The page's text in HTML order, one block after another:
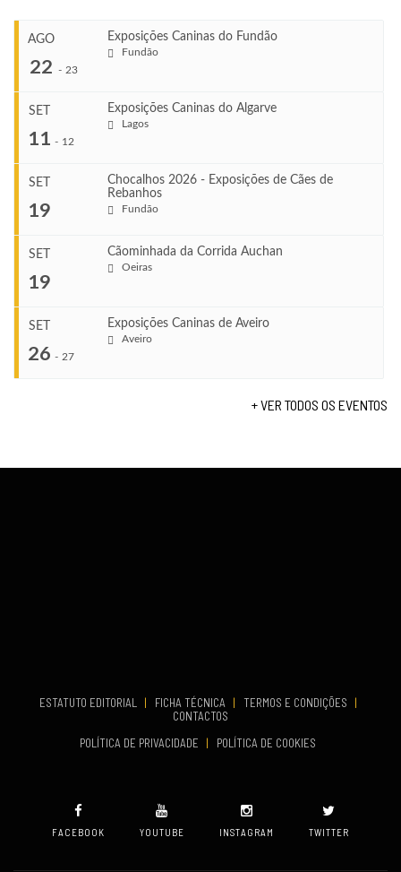
AGO
22 - 23
Exposições Caninas do Fundão
Fundão
Ago 22, 2026
Ago 23, 2026
VENUE
SET
11 - 12
Exposições Caninas do Algarve
Lagos
Set 11, 2026
Set 12, 2026
VENUE
SET
19
Chocalhos 2026 - Exposições de Cães de
Rebanhos
Fundão
Set 19, 2026
SET
19
Cãominhada da Corrida Auchan
Oeiras
SET
26 - 27
Exposições Caninas de Aveiro
Aveiro
+ VER TODOS OS EVENTOS
ESTATUTO EDITORIAL | FICHA TÉCNICA | TERMOS E CONDIÇÕES
|
CONTACTOS
POLÍTICA DE PRIVACIDADE
| POLÍTICA DE COOKIES
FACEBOOK YOUTUBE INSTAGRAM TWITTER